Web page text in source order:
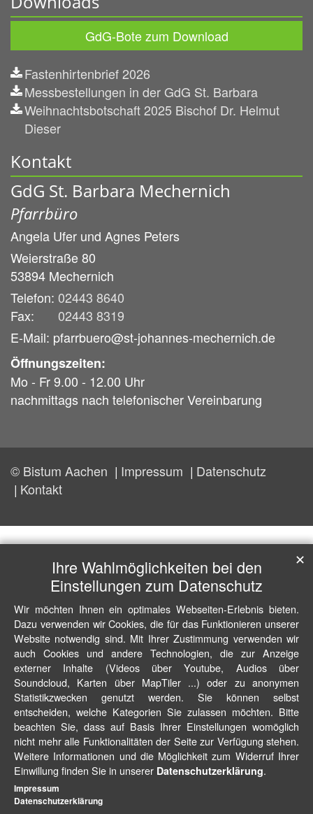
GdG-Bote zum Download
Fastenhirtenbrief 2026
Messbestellungen in der GdG St. Barbara
Weihnachtsbotschaft 2025 Bischof Dr. Helmut
Dieser
Kontakt
GdG St. Barbara Mechernich
Pfarrbüro
Angela Ufer und Agnes Peters
Weierstraße 80
53894 Mechernich
Telefon: 02443 8640
Fax:
02443 8319
E-Mail: pfarrbuero@st-johannes-mechernich.de
Öffnungszeiten:
Mo - Fr 9.00 - 12.00 Uhr
nachmittags nach telefonischer Vereinbarung
© Bistum Aachen Impressum
Datenschutz
Kontakt
Ihre Wahlmöglichkeiten bei den
Einstellungen zum Datenschutz
Wir möchten Ihnen ein optimales Webseiten-Erlebnis bieten.
Dazu verwenden wir Cookies, die für das Funktionieren unserer
Website notwendig sind. Mit Ihrer Zustimmung verwenden wir
auch Cookies und andere Technologien, die zur Anzeige
externer Inhalte (Videos über Youtube, Audios über
Soundcloud, Karten über MapTiler ...) oder zu anonymen
Statistikzwecken genutzt werden. Sie können selbst
entscheiden, welche Kategorien Sie zulassen möchten. Bitte
beachten Sie, dass auf Basis Ihrer Einstellungen womöglich
nicht mehr alle Funktionalitäten der Seite zur Verfügung stehen.
Weitere Informationen und die Möglichkeit zum Widerruf Ihrer
Einwillung finden Sie in unserer Datenschutzerklärung.
✕
Impressum
Datenschutzerklärung